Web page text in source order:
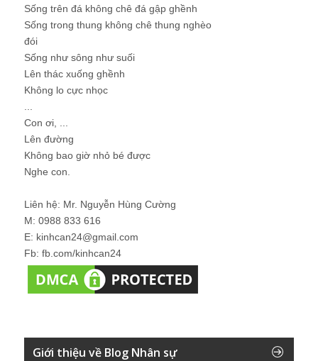
Sống trên đá không chê đá gập ghềnh
Sống trong thung không chê thung nghèo
đói
Sống như sông như suối
Lên thác xuống ghềnh
Không lo cực nhọc
Con ơi, ...
Lên đường
Không bao giờ nhỏ bé được
Nghe con.
Liên hệ: Mr. Nguyễn Hùng Cường
M: 0988 833 616
E: kinhcan24@gmail.com
Fb: fb.com/kinhcan24
Giới thiệu về Blog Nhân sự